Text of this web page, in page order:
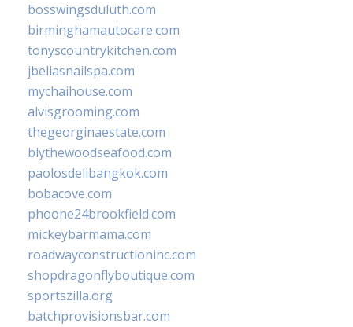
bosswingsduluth.com
birminghamautocare.com
tonyscountrykitchen.com
jbellasnailspa.com
mychaihouse.com
alvisgrooming.com
thegeorginaestate.com
blythewoodseafood.com
paolosdelibangkok.com
bobacove.com
phoone24brookfield.com
mickeybarmama.com
roadwayconstructioninc.com
shopdragonflyboutique.com
sportszilla.org
batchprovisionsbar.com